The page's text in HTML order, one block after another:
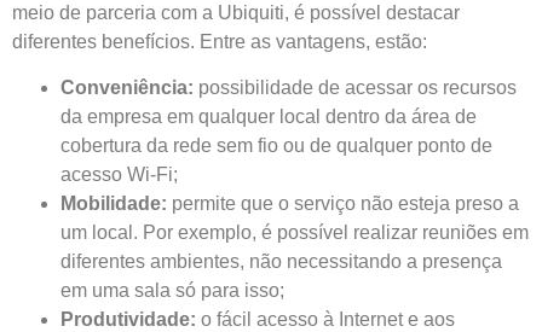
meio de parceria com a Ubiquiti, é possível destacar
diferentes benefícios. Entre as vantagens, estão:
Conveniência: possibilidade de acessar os recursos
da empresa em qualquer local dentro da área de
cobertura da rede sem fio ou de qualquer ponto de
acesso Wi-Fi;
Mobilidade: permite que o serviço não esteja preso a
um local. Por exemplo, é possível realizar reuniões em
diferentes ambientes, não necessitando a presença
em uma sala só para isso;
Produtividade: o fácil acesso à Internet e aos